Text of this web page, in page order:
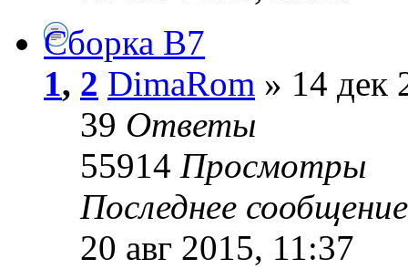
Сборка B7
1, 2 DimaRom » 14 дек
39 Ответы
55914 Просмотры
Последнее
20 авг 2015, 11:37